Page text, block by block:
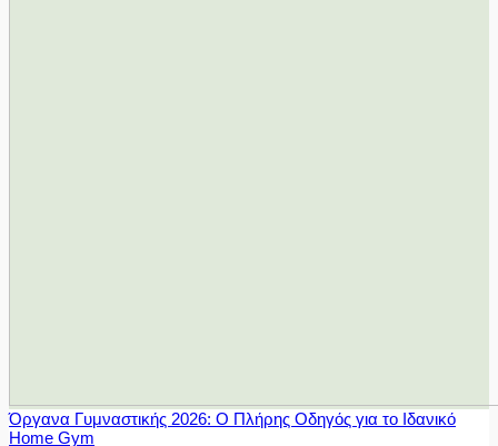
Όργανα Γυμναστικής 2026: Ο Πλήρης Οδηγός για το Ιδανικό
Home Gym